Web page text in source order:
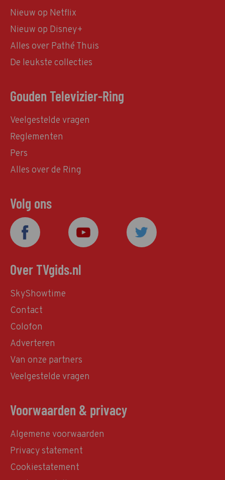
Nieuw op Netflix
Nieuw op Disney+
Alles over Pathé Thuis
De leukste collecties
Gouden Televizier-Ring
Veelgestelde vragen
Reglementen
Pers
Alles over de Ring
Volg ons
Over TVgids.nl
SkyShowtime
Contact
Colofon
Adverteren
Van onze partners
Veelgestelde vragen
Voorwaarden & privacy
Algemene voorwaarden
Privacy statement
Cookiestatement